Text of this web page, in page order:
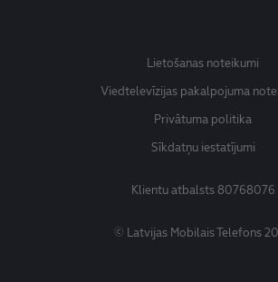
Lietošanas noteikumi
Viedtelevīzijas pakalpojuma
Privātuma politika
Sīkdatņu iestatījumi
Klientu atbalsts80768076
© Latvijas Mobilais Telefons